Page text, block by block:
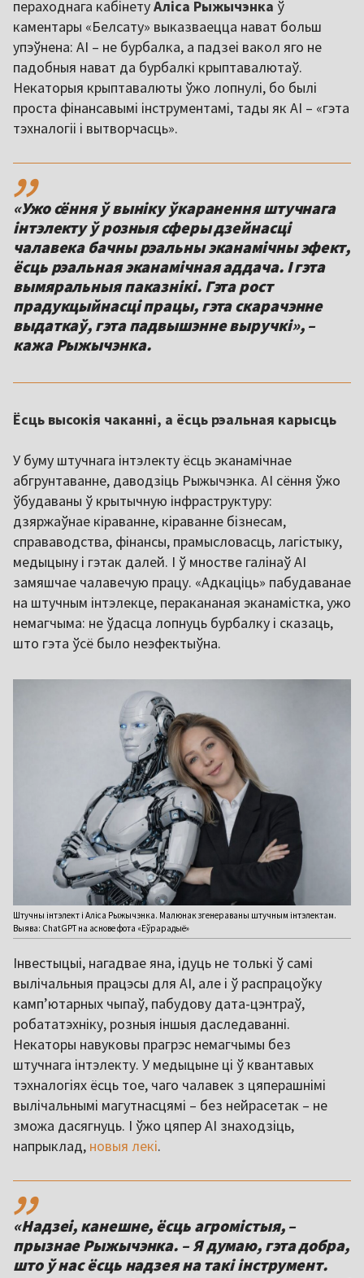
пераходнага кабінетуАліса Рыжычэнка ў
каментары «Белсату» выказваецца нават больш
упэўнена: AI – не бурбалка, а падзеі вакол яго не
падобныя нават да бурбалкі крыптавалютаў.
Некаторыя крыптавалюты ўжо лопнулі, бо былі
проста фінансавымі інструментамі, тады як AI – «гэта
тэхналогіі і вытворчасць».
,,
«Ужо сёння ў выніку ўкаранення штучнага
інтэлекту ў розныя сферы дзейнасці
чалавека бачны рэальны эканамічны эфект,
ёсць рэальная эканамічная аддача. І гэта
вымяральныя паказнікі. Гэта рост
прадукцыйнасці працы, гэта скарачэнне
выдаткаў, гэта падвышэнне выручкі», –
кажа Рыжычэнка.
Ёсць высокія чаканні, а ёсць рэальная карысць
У буму штучнага інтэлекту ёсць эканамічнае
абгрунтаванне, даводзіць Рыжычэнка. AI сёння ўжо
ўбудаваны ў крытычную інфраструктуру:
дзяржаўнае кіраванне, кіраванне бізнесам,
справаводства, фінансы, прамысловасць, лагістыку,
медыцыну і гэтак далей. І ў мностве галінаў AI
замяшчае чалавечую працу. «Адкаціць» пабудаванае
на штучным інтэлекце, перакананая эканамістка, ужо
немагчыма: не ўдасца лопнуць бурбалку і сказаць,
што гэта ўсё было неэфектыўна.
Штучны інтэлект і Аліса Рыжычэнка. Малюнак згенераваны штучным інтэлектам.
Выява: ChatGPT на аснове фота «Еўрарадыё»
Інвестыцыі, нагадвае яна, ідуць не толькі ў самі
вылічальныя працэсы для AI, але і ў распрацоўку
камп’ютарных чыпаў, пабудову дата-цэнтраў,
робататэхніку, розныя іншыя даследаванні.
Некаторы навуковы прагрэс немагчымы без
штучнага інтэлекту. У медыцыне ці ў квантавых
тэхналогіях ёсць тое, чаго чалавек з цяперашнімі
вылічальнымі магутнасцямі – без нейрасетак – не
зможа дасягнуць. І ўжо цяпер AI знаходзіць,
напрыклад, новыя лекі.
,,
«Надзеі, канешне, ёсць агромістыя, –
прызнае Рыжычэнка. – Я думаю, гэта добра,
што ў нас ёсць надзея на такі інструмент.